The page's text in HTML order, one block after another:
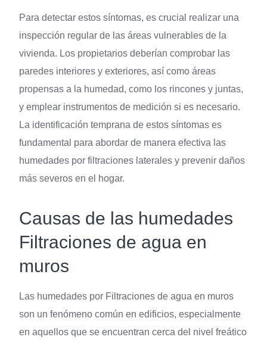
Para detectar estos síntomas, es crucial realizar una
inspección regular de las áreas vulnerables de la
vivienda. Los propietarios deberían comprobar las
paredes interiores y exteriores, así como áreas
propensas a la humedad, como los rincones y juntas,
y emplear instrumentos de medición si es necesario.
La identificación temprana de estos síntomas es
fundamental para abordar de manera efectiva las
humedades por filtraciones laterales y prevenir daños
más severos en el hogar.
Causas de las humedades
Filtraciones de agua en
muros
Las humedades por Filtraciones de agua en muros
son un fenómeno común en edificios, especialmente
en aquellos que se encuentran cerca del nivel freático